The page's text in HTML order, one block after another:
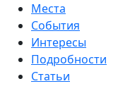
Места
События
Интересы
Подробности
Статьи